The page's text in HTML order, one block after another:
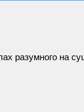
разумного на